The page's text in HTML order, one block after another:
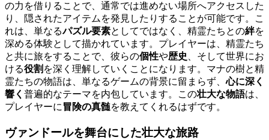
の力を借りることで、通常では進めない場所へアクセスした
り、隠されたアイテムを発見したりすることが可能です。こ
れは、単なるパズル要素としてではなく、精霊たちとの絆を
深める体験として描かれています。プレイヤーは、精霊たち
と共に旅をすることで、彼らの個性や歴史 、そして世界にお
ける役割 を深く理解していくことになります。マナの樹と精
霊たちの物語は、単なるゲームの背景に留まらず、心に深く
響く 普遍的なテーマを内包しています。この壮大な物語は、
プレイヤーに冒険の真髄を教えてくれるはずです。
ヴァンドールを舞台にした壮大な旅路